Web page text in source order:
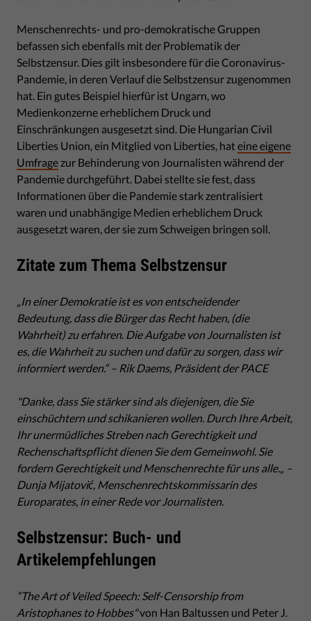
Menschenrechts- und pro-demokratische Gruppen
befassen sich ebenfalls mit der Problematik der
Selbstzensur. Dies gilt insbesondere für die Coronavirus-
Pandemie, in deren Verlauf die Selbstzensur zugenommen
hat. Ein gutes Beispiel hierfür ist Ungarn, wo
Medienkonzerne erheblichem Druck und
Einschränkungen ausgesetzt sind. Die Hungarian Civil
Liberties Union, ein Mitglied von Liberties, hateine eigene
Umfrage zur Behinderung von Journalisten während der
Pandemie durchgeführt. Dabei stellte sie fest, dass
Informationen über die Pandemie stark zentralisiert
waren und unabhängige Medien erheblichem Druck
ausgesetzt waren, der sie zum Schweigen bringen soll.
Zitate zum Thema Selbstzensur
„In einer Demokratie ist es von entscheidender
Bedeutung, dass die Bürger das Recht haben, (die
Wahrheit) zu erfahren. Die Aufgabe von Journalisten ist
es, die Wahrheit zu suchen und dafür zu sorgen, dass wir
informiert werden.“ – Rik Daems, Präsident der PACE
"Danke, dass Sie stärker sind als diejenigen, die Sie
einschüchtern und schikanieren wollen. Durch Ihre Arbeit,
Ihr unermüdliches Streben nach Gerechtigkeit und
Rechenschaftspflicht dienen Sie dem Gemeinwohl. Sie
fordern Gerechtigkeit und Menschenrechte für uns alle.„ –
Dunja Mijatović, Menschenrechtskommissarin des
Europarates, in einer Rede vor Journalisten.
Selbstzensur: Buch- und
Artikelempfehlungen
“The Art of Veiled Speech: Self-Censorship from
Aristophanes to Hobbes"von Han Baltussen und Peter J.